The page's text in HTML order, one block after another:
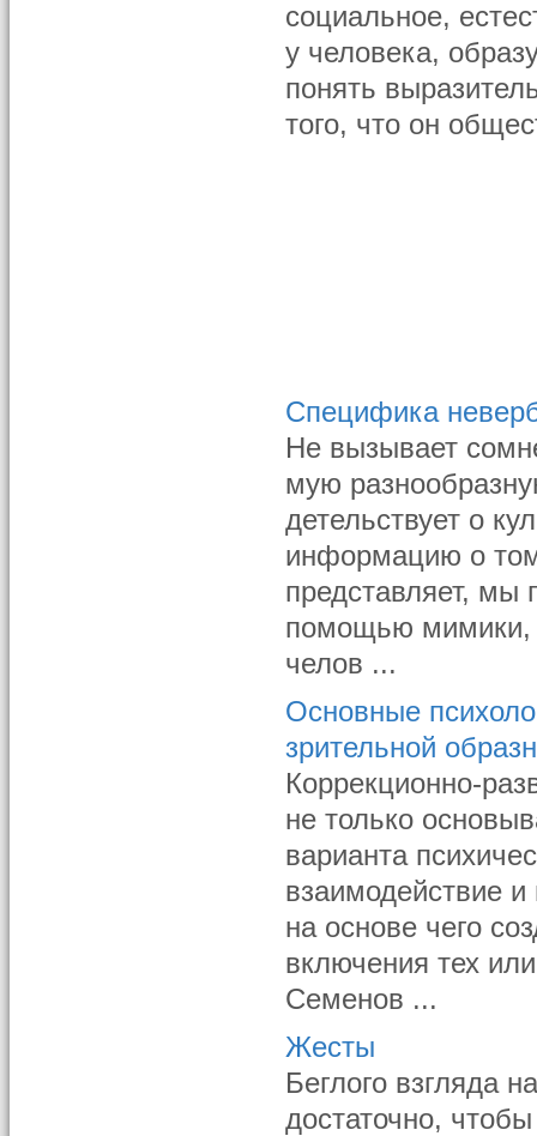
социальное,
у человека,
понять
того, что он
Специфика
Не вызывает
мую
детельствует о
информацию о
представляет, мы
помощью мимики,
челов ...
Основные
зрительной
Коррекционно-
не только
варианта
взаимодействие
на основе чего
включения тех
Семенов ...
Жесты
Беглого взгляда
достаточно,